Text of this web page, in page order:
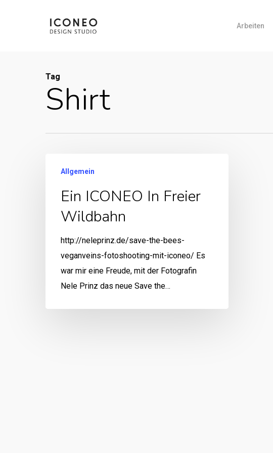
Arbeiten
Tag
Shirt
Allgemein
Ein ICONEO In Freier
Wildbahn
http://neleprinz.de/save-the-bees-
veganveins-fotoshooting-mit-iconeo/ Es
war mir eine Freude, mit der Fotografin
Nele Prinz das neue Save the…